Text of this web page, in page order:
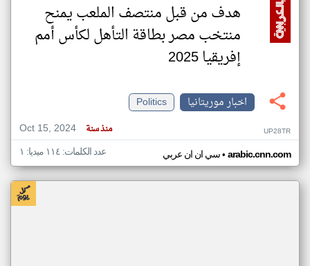
هدف من قبل منتصف الملعب يمنح
منتخب مصر بطاقة التأهل لكأس أمم
إفريقيا 2025
اخبار موريتانيا
Politics
Oct 15, 2024
منذ سنة UP28TR
سي ان ان عربي• arabic.cnn.com عدد الكلمات: ١١٤ ميديا: ١